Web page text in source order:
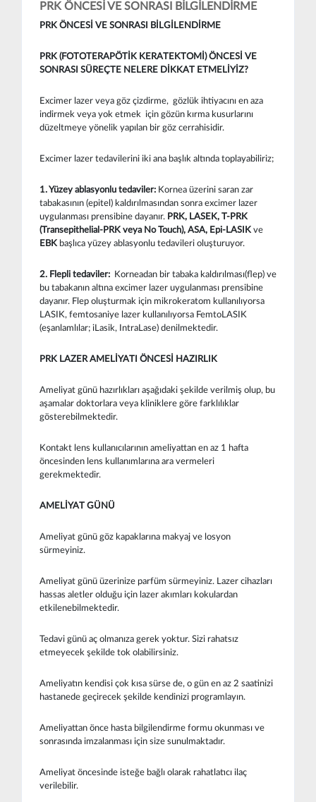
PRK ÖNCESİ VE SONRASI BİLGİLENDİRME
PRK ÖNCESİ VE SONRASI BİLGİLENDİRME
PRK (FOTOTERAPÖTİK KERATEKTOMİ) ÖNCESİ VE
SONRASI SÜREÇTE NELERE DİKKAT ETMELİYİZ?
Excimer lazer veya göz çizdirme, gözlük ihtiyacını en aza
indirmek veya yok etmek için gözün kırma kusurlarını
düzeltmeye yönelik yapılan bir göz cerrahisidir.
Excimer lazer tedavilerini iki ana başlık altında toplayabiliriz;
1. Yüzey ablasyonlu tedaviler: Kornea üzerini saran zar
tabakasının (epitel) kaldırılmasından sonra excimer lazer
uygulanması prensibine dayanır. PRK, LASEK, T-PRK
(Transepithelial-PRK veya No Touch), ASA, Epi-LASIK ve
EBK başlıca yüzey ablasyonlu tedavileri oluşturuyor.
2. Flepli tedaviler: Korneadan bir tabaka kaldırılması(flep) ve
bu tabakanın altına excimer lazer uygulanması prensibine
dayanır. Flep oluşturmak için mikrokeratom kullanılıyorsa
LASIK, femtosaniye lazer kullanılıyorsa FemtoLASIK
(eşanlamlılar; iLasik, IntraLase) denilmektedir.
PRK LAZER AMELİYATI ÖNCESİ HAZIRLIK
Ameliyat günü hazırlıkları aşağıdaki şekilde verilmiş olup, bu
aşamalar doktorlara veya kliniklere göre farklılıklar
gösterebilmektedir.
Kontakt lens kullanıcılarının ameliyattan en az 1 hafta
öncesinden lens kullanımlarına ara vermeleri
gerekmektedir.
AMELİYAT GÜNÜ
Ameliyat günü göz kapaklarına makyaj ve losyon
sürmeyiniz.
Ameliyat günü üzerinize parfüm sürmeyiniz. Lazer cihazları
hassas aletler olduğu için lazer akımları kokulardan
etkilenebilmektedir.
Tedavi günü aç olmanıza gerek yoktur. Sizi rahatsız
etmeyecek şekilde tok olabilirsiniz.
Ameliyatın kendisi çok kısa sürse de, o gün en az 2 saatinizi
hastanede geçirecek şekilde kendinizi programlayın.
Ameliyattan önce hasta bilgilendirme formu okunması ve
sonrasında imzalanması için size sunulmaktadır.
Ameliyat öncesinde isteğe bağlı olarak rahatlatıcı ilaç
verilebilir.